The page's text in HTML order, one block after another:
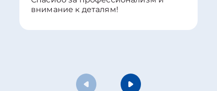
внимание к деталям!